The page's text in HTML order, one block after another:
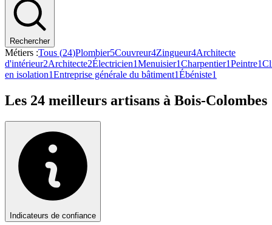
Rechercher
Métiers :Tous (24)Plombier5Couvreur4Zingueur4Architecte
d'intérieur2Architecte2Électricien1Menuisier1Charpentier1Peintre1
en isolation1Entreprise générale du bâtiment1Ébéniste1
Les 24 meilleurs artisans à Bois-Colombes
Indicateurs de confiance